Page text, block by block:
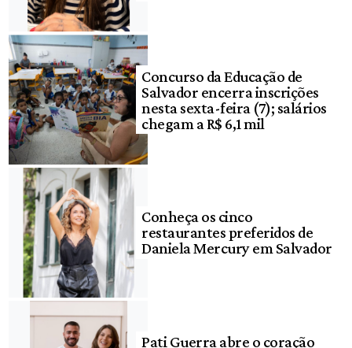
Concurso da Educação de
Salvador encerra inscrições
nesta sexta-feira (7); salários
chegam a R$ 6,1 mil
Conheça os cinco
restaurantes preferidos de
Daniela Mercury em Salvador
Pati Guerra abre o coração